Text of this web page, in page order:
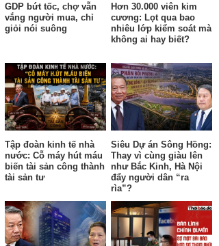
GDP bứt tốc, chợ vẫn
vắng người mua, chỉ
giỏi nói suông
Hơn 30.000 viên kim
cương: Lọt qua bao
nhiêu lớp kiểm soát mà
không ai hay biết?
Tập đoàn kinh tế nhà
nước: Cỗ máy hút máu
biến tài sản công thành
tài sản tư
Siêu Dự án Sông Hồng:
Thay vì cùng giàu lên
như Bắc Kinh, Hà Nội
đẩy người dân “ra
rìa”?